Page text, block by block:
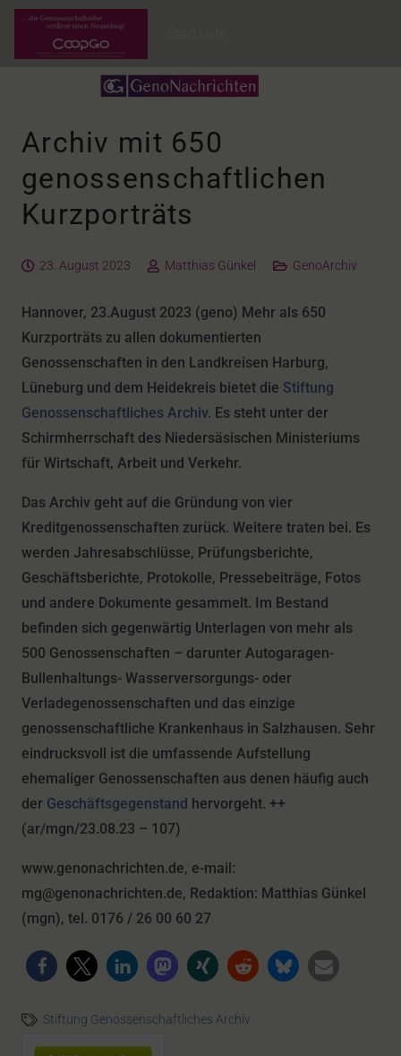
Archiv mit 650
genossenschaftlichen
Kurzporträts
23. August 2023 Matthias Günkel GenoArchiv
Hannover, 23.August 2023 (geno) Mehr als 650
Kurzporträts zu allen dokumentierten
Genossenschaften in den Landkreisen Harburg,
Lüneburg und dem Heidekreis bietet die Stiftung
Genossenschaftliches Archiv. Es steht unter der
Schirmherrschaft des Niedersäsischen Ministeriums
für Wirtschaft, Arbeit und Verkehr.
Das Archiv geht auf die Gründung von vier
Kreditgenossenschaften zurück. Weitere traten bei. Es
werden Jahresabschlüsse, Prüfungsberichte,
Geschäftsberichte, Protokolle, Pressebeiträge, Fotos
und andere Dokumente gesammelt. Im Bestand
befinden sich gegenwärtig Unterlagen von mehr als
500 Genossenschaften – darunter Autogaragen-
Bullenhaltungs- Wasserversorgungs- oder
Verladegenossenschaften und das einzige
genossenschaftliche Krankenhaus in Salzhausen. Sehr
eindrucksvoll ist die umfassende Aufstellung
ehemaliger Genossenschaften aus denen häufig auch
der Geschäftsgegenstand hervorgeht. ++
(ar/mgn/23.08.23 – 107)
www.genonachrichten.de, e-mail:
mg@genonachrichten.de, Redaktion: Matthias Günkel
(mgn), tel. 0176 / 26 00 60 27
Stiftung Genossenschaftliches Archiv